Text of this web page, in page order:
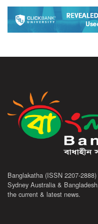
Banglakatha (ISSN 2207-
Sydney Australia &
the current & latest news.